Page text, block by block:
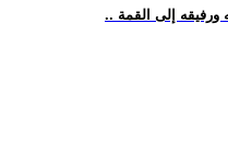
إلى القمة